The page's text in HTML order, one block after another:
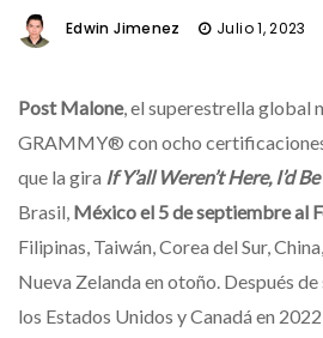
Edwin Jimenez Julio 1, 2023
Post Malone, el superestrella global
GRAMMY® con ocho
que la gira If Y’all Weren’t Here, I’d
Brasil, México el 5 de septiembre al
Filipinas, Taiwán, Corea del Sur,
Nueva Zelanda en otoño. Después
los Estados Unidos y Canadá en